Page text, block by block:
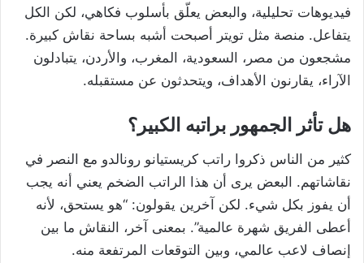
فيديوهات تحليلية، والبعض يعلّق بأسلوب فكاهي، لكن الكل
يتفاعل. منصة مثل تويتر أصبحت أشبه بساحة نقاش كبيرة.
مشجعون من مصر، السعودية، المغرب، والأردن، يتبادلون
الآراء، يقارنون الأهداف، ويتحدثون عن مستقبله.
هل تأثر الجمهور براتبه الكبير؟
كثير من الناس ذكروا راتب كريستيانو رونالدو مع النصر في
نقاشاتهم. البعض يرى أن هذا الراتب الضخم يعني أنه يجب
أن يفوز بكل شيء. لكن آخرين يقولون: “هو يستحق، لأنه
أعطى الفريق شهرة عالمية”. بمعنى آخر، النقاش ما بين
إنصاف لاعب عالمي، وبين التوقعات المرتفعة منه.